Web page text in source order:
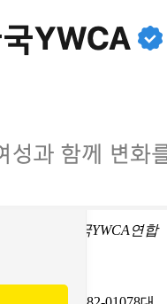
밝아집니다.
동1가 1-3) 한국YWCA연합